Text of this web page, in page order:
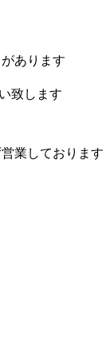
あります
致します
業しております